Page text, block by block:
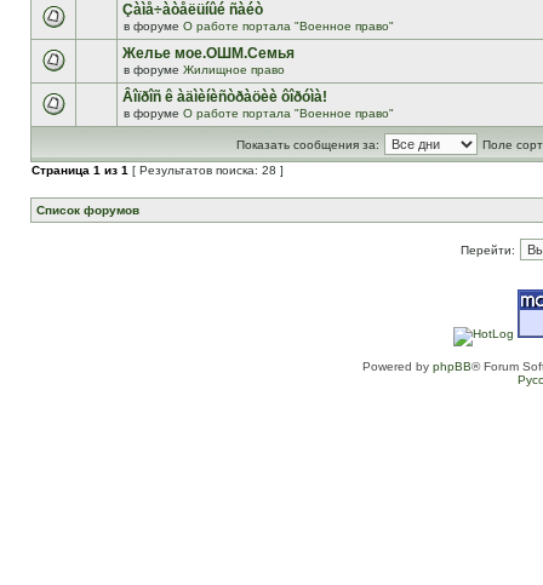
Çàìå÷àòåëüíûé ñàéò
в форуме О работе портала "Военное право"
Желье мое.ОШМ.Семья
в форуме Жилищное право
Âîïðîñ ê àäìèíèñòðàöèè ôîðóìà!
в форуме О работе портала "Военное право"
Показать сообщения за:
Поле
Страница 1 из 1 [ Результатов поиска: 28 ]
Список форумов
Перейти:
Powered by phpBB® Forum